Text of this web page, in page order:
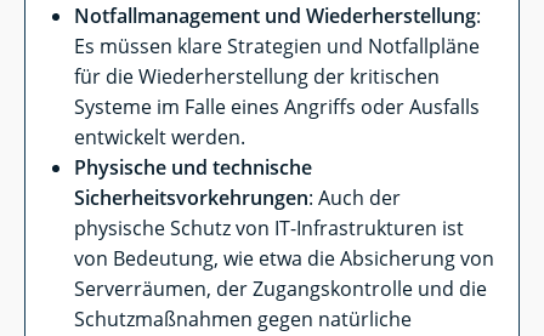
Notfallmanagement und Wiederherstellung:
Es müssen klare Strategien und Notfallpläne
für die Wiederherstellung der kritischen
Systeme im Falle eines Angriffs oder Ausfalls
entwickelt werden.
Physische und technische
Sicherheitsvorkehrungen: Auch der
physische Schutz von IT-Infrastrukturen ist
von Bedeutung, wie etwa die Absicherung von
Serverräumen, der Zugangskontrolle und die
Schutzmaßnahmen gegen natürliche